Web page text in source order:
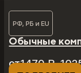
РФ, РБ и EU
Обычные
от1470₽–
Диапазон